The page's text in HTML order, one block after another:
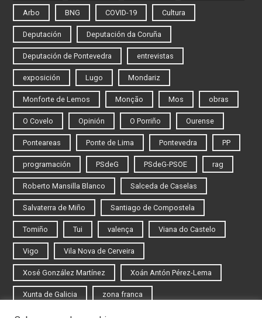
Arbo BNG COVID-19 Cultura
Deputación Deputación da Coruña
Deputación de Pontevedra entrevistas
exposición Lugo Mondariz
Monforte de Lemos Monção Mos obras
O Covelo Opinión O Porriño Ourense
Ponteareas Ponte de Lima Pontevedra PP
programación PSdeG PSdeG-PSOE rag
Roberto Mansilla Blanco Salceda de Caselas
Salvaterra de Miño Santiago de Compostela
Tomiño Tui valença Viana do Castelo
Vigo Vila Nova de Cerveira
Xosé González Martínez Xoán Antón Pérez-Lema
Xunta de Galicia zona franca